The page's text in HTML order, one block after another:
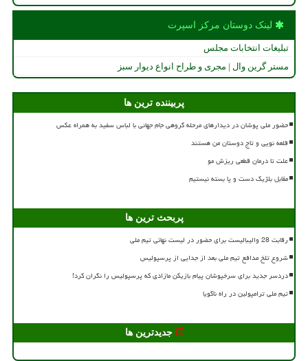
لینک دوستان مركز اسپرت
تبلیغات انتخابات مجلس
مستر گرین وال | مجری و طراح انواع دیوار سبز
پربیننده ترین ها
حضور ملی پوشان در دیدارهای مرحله گروهی جام جهانی با لباس سفید به همراه عکس
قلعه نویی و تاج دوستان من هستند
علت تا درمان قطعی ریزش مو
مقابل بلژیک دست و پا بسته نیستیم
پربحث ترین ها
رقابت 28 والیبالیست برای حضور در لیست نهائی تیم ملی
شروع تلخ مدافع تیم ملی بعد از جدایی از پرسپولیس
دردسر جدید برای سرخپوشان پیام بازیکن مازادی که پرسپولیس را نگران کرد!
تیم ملی ترامپولین در راه ناگویا
جدیدترین ها